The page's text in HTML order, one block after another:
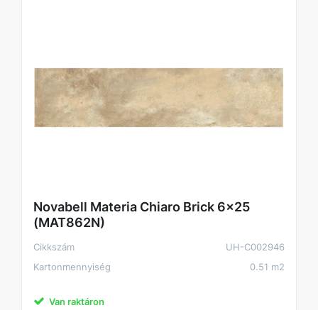
Novabell Materia Chiaro Brick 6x25
(MAT862N)
Cikkszám
UH-C002946
Kartonmennyiség
0.51 m2
Van raktáron